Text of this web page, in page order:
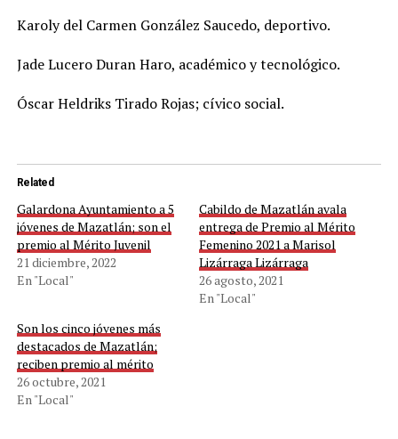
Karoly del Carmen González Saucedo, deportivo.
Jade Lucero Duran Haro, académico y tecnológico.
Óscar Heldriks Tirado Rojas; cívico social.
Related
Galardona Ayuntamiento a 5
jóvenes de Mazatlán; son el
premio al Mérito Juvenil
21 diciembre, 2022
En "Local"
Cabildo de Mazatlán avala
entrega de Premio al Mérito
Femenino 2021 a Marisol
Lizárraga Lizárraga
26 agosto, 2021
En "Local"
Son los cinco jóvenes más
destacados de Mazatlán;
reciben premio al mérito
26 octubre, 2021
En "Local"